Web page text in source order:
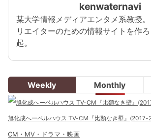
kenwaternavi
某大学情報メディアエンタメ系教授
リエイターのための情報サイトを作
起。
Weekly Monthly
旭化成へーベルハウス TV-CM『比類なき壁』(2017-
CM・MV・ドラマ・映画